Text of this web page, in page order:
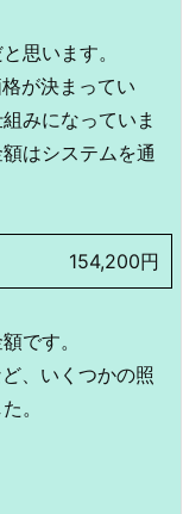
思います。
が決まってい
みになっていま
はシステムを通
154,200円
です。
、いくつかの照
。